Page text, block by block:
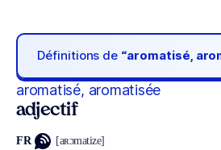
Définitions de “aromatisé,
aromatisé, aromatisée
adjectif
FR [aʀɔmatize]